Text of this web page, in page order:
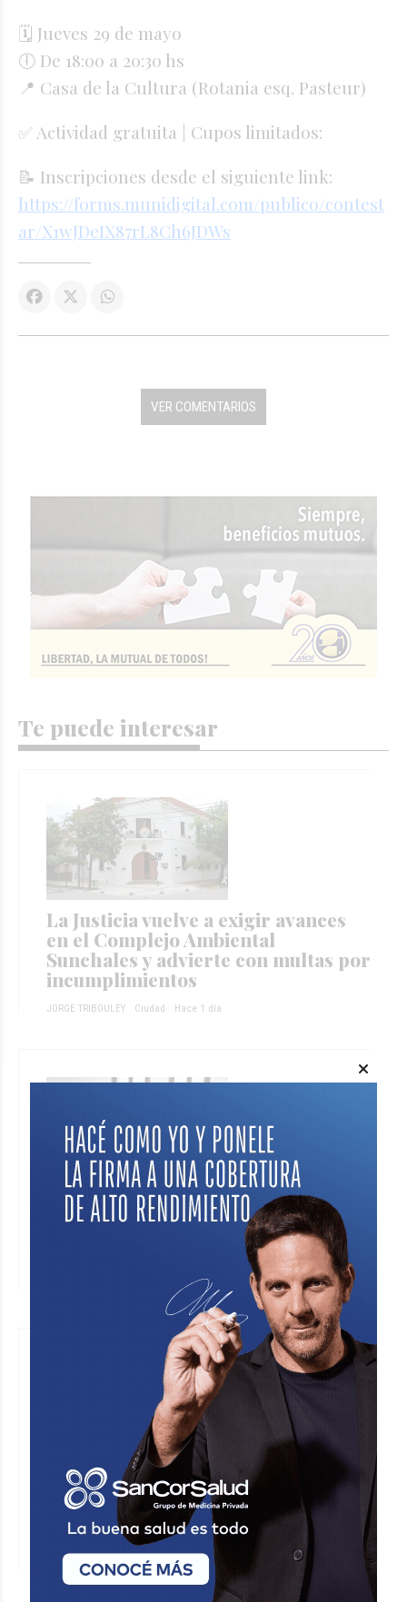
🗓️ Jueves 29 de mayo
🕕 De 18:00 a 20:30 hs
📍 Casa de la Cultura (Rotania esq. Pasteur)
✅ Actividad gratuita | Cupos limitados:
📝 Inscripciones desde el siguiente link:
https://forms.munidigital.com/publico/contest
ar/X1wJDeIX87rL8Ch6JDWs
VER COMENTARIOS
Te puede interesar
La Justicia vuelve a exigir avances
en el Complejo Ambiental
Sunchales y advierte con multas por
incumplimientos
JORGE TRIBOULEY Ciudad Hace 1 día
El Municipio y Lácteos Seelisberg
firmaron un convenio en beneficio
de las Escuelitas de Fútbol de
MUNICIPALIDAD DE SUNCHALES Ciudad El miércoles
Sunchales y Rafaela avanzan en la
organización del Encuentro de
Concejos del Centro Oeste
Santafesino
CONCEJO MUNICIPAL DE SUNCHALES